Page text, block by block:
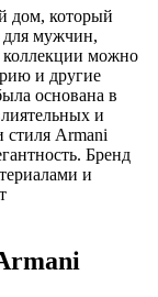
дом, который
для мужчин,
можно
и другие
основана в
и
Armani
Бренд
и